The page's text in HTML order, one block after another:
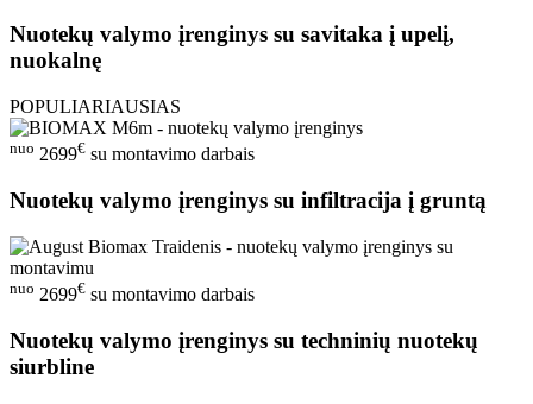
Nuotekų valymo įrenginys su savitaka į upelį,
nuokalnę
POPULIARIAUSIAS
nuo 2699€ su montavimo darbais
Nuotekų valymo įrenginys su infiltracija į gruntą
nuo 2699€ su montavimo darbais
Nuotekų valymo įrenginys su techninių nuotekų
siurbline